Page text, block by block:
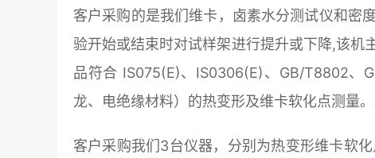
客户采购的是我们维卡，卤素水分测试仪和密
验开始或结束时对试样架进行提升或下降,该机
品符合 IS075(E)、IS0306(E)、GB/T8802、
龙、电绝缘材料）的热变形及维卡软化点测量
客户采购我们3台仪器，分别为热变形维卡软